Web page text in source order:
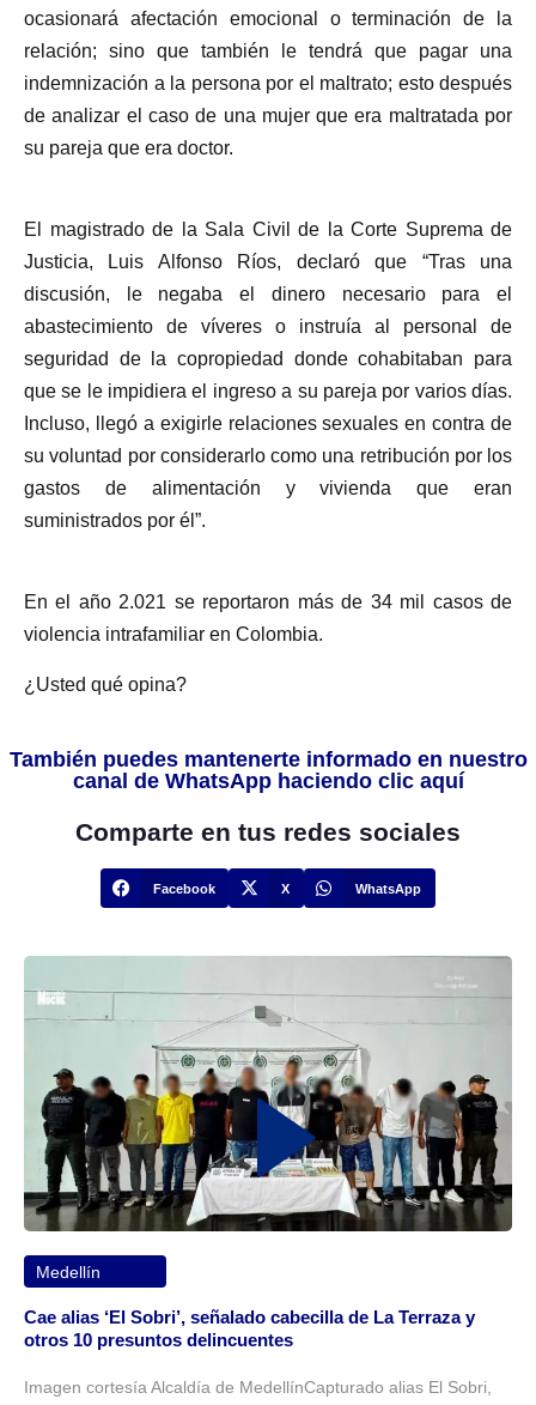
ocasionará afectación emocional o terminación de la
relación; sino que también le tendrá que pagar una
indemnización a la persona por el maltrato; esto después
de analizar el caso de una mujer que era maltratada por
su pareja que era doctor.
El magistrado de la Sala Civil de la Corte Suprema de
Justicia, Luis Alfonso Ríos, declaró que “Tras una
discusión, le negaba el dinero necesario para el
abastecimiento de víveres o instruía al personal de
seguridad de la copropiedad donde cohabitaban para
que se le impidiera el ingreso a su pareja por varios días.
Incluso, llegó a exigirle relaciones sexuales en contra de
su voluntad por considerarlo como una retribución por los
gastos de alimentación y vivienda que eran
suministrados por él”.
En el año 2.021 se reportaron más de 34 mil casos de
violencia intrafamiliar en Colombia.
¿Usted qué opina?
También puedes mantenerte informado en nuestro
canal de WhatsApp haciendo clic aquí
Comparte en tus redes sociales
Facebook X WhatsApp
Medellín
Cae alias ‘El Sobri’, señalado cabecilla de La Terraza y
otros 10 presuntos delincuentes
Imagen cortesía Alcaldía de MedellínCapturado alias El Sobri,